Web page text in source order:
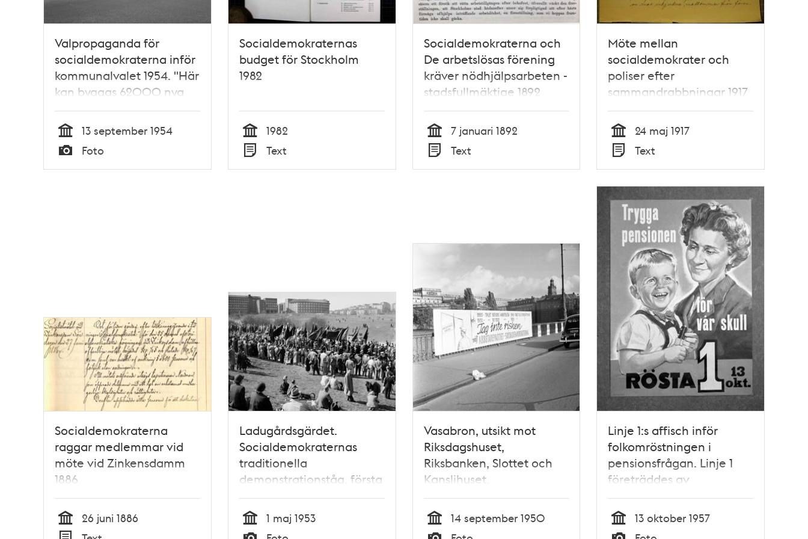
Valpropaganda för
socialdemokraterna inför
kommunalvalet 1954. "Här
kan byggas 62000 nya
bostäder."
Tid
13 september 1954
Typ
Foto
Socialdemokraternas
budget för Stockholm
1982
Tid
1982
Typ
Text
Socialdemokraterna och
De arbetslösas förening
kräver nödhjälpsarbeten -
stadsfullmäktige 1892
Tid
7 januari 1892
Typ
Text
Möte mellan
socialdemokrater och
poliser efter
sammandrabbningar 1917
Tid
24 maj 1917
Typ
Text
Socialdemokraterna
raggar medlemmar vid
möte vid Zinkensdamm
1886
Tid
26 juni 1886
Ladugårdsgärdet.
Socialdemokraternas
traditionella
demonstrationståg, första
maj, vandrade från
Humlegården till Gärdet
Tid
1 maj 1953
Vasabron, utsikt mot
Riksdagshuset,
Riksbanken, Slottet och
Kanslihuset.
Socialdemokraternas
valaffisch ""Tag inte
risken -välj
Tid
14 september 1950
Linje 1:s affisch inför
folkomröstningen i
pensionsfrågan. Linje 1
företräddes av
Socialdemokraterna och
Sveriges Kommunistiska
parti
Tid
13 oktober 1957